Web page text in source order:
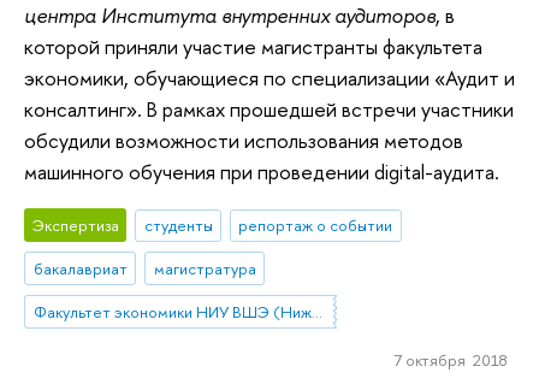
центра Института внутренних аудиторов, в
которой приняли участие магистранты факультета
экономики, обучающиеся по специализации «Аудит и
консалтинг». В рамках прошедшей встречи участники
обсудили возможности использования методов
машинного обучения при проведении digital-аудита.
Экспертиза студенты
репортаж о событии
бакалавриат
магистратура
Факультет экономики НИУ ВШЭ (Нижний Новгород)
7 октября 2018